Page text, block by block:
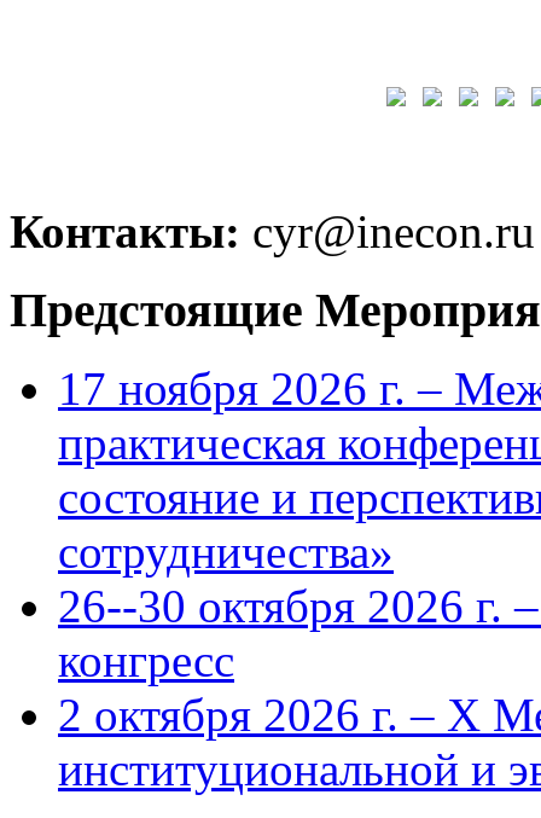
Контакты: cyr@inecon.ru
Предстоящие
17 ноября 2026 г. –
практическая
состояние и
сотрудничества»
26--30 октября 2026 г.
конгресс
2 октября 2026 г. – X
институциональной и